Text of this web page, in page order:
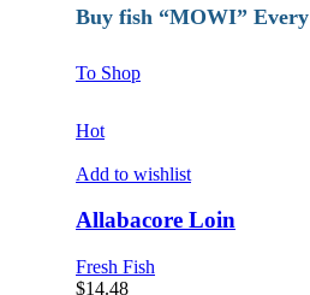
Buy fish “MOWI”
To Shop
Hot
Add to wishlist
Allabacore Loin
Fresh Fish
$14.48